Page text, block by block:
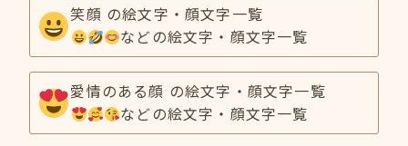
笑顔 の絵文字・顔文字一覧
などの絵文字・顔文字一覧
愛情のある顔 の絵文字・顔文字一覧
などの絵文字・顔文字一覧